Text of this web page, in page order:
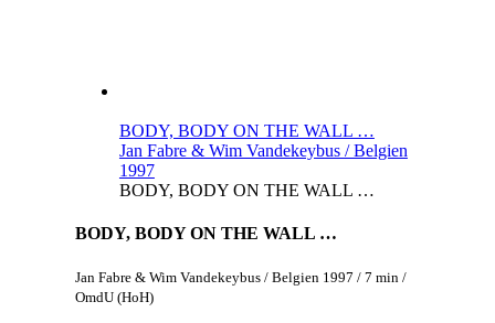
BODY, BODY ON THE WALL …
Jan Fabre & Wim Vandekeybus / Belgien
1997
BODY, BODY ON THE WALL …
BODY, BODY ON THE WALL …
Jan Fabre & Wim Vandekeybus / Belgien 1997 / 7 min /
OmdU (HoH)